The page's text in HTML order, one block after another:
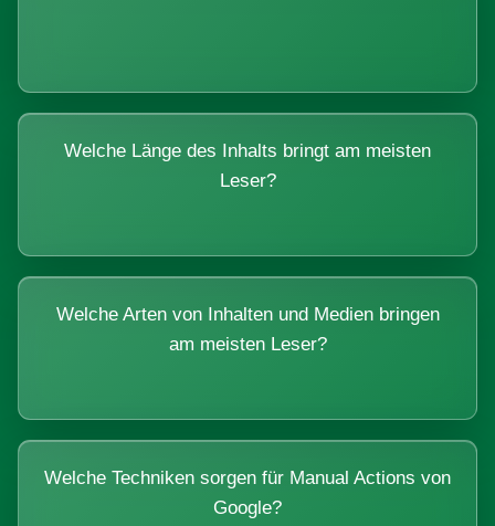
Welche Länge des Inhalts bringt am meisten
Leser?
Welche Arten von Inhalten und Medien bringen
am meisten Leser?
Welche Techniken sorgen für Manual Actions von
Google?